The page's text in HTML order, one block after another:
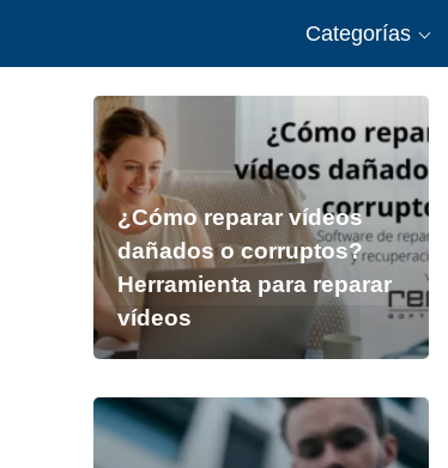
Categorías
¿Cómo reparar vídeos
dañados o corruptos?
Herramienta para reparar
vídeos